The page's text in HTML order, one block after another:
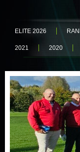
ELITE 2026
2021 2020